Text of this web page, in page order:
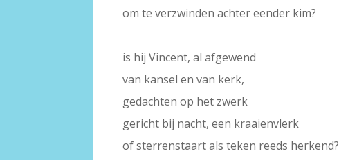
om te verzwinden achter eender kim?
is hij Vincent, al afgewend
van kansel en van kerk,
gedachten op het zwerk
gericht bij nacht, een kraaienvlerk
of sterrenstaart als teken reeds herkend?